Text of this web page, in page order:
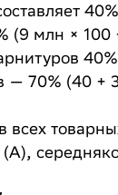
(9 млн × 100
— 70% (40 +
всех